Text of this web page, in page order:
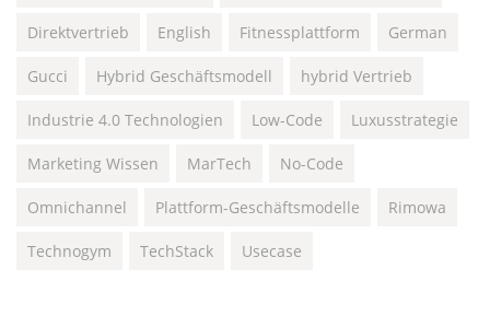
Direktvertrieb English Fitnessplattform German
Gucci Hybrid Geschäftsmodell hybrid Vertrieb
Industrie 4.0 Technologien Low-Code Luxusstrategie
Marketing Wissen MarTech No-Code
Omnichannel Plattform-Geschäftsmodelle Rimowa
Technogym TechStack Usecase